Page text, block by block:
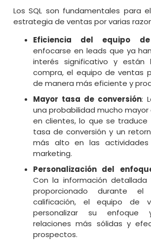
Los SQL son fundamentales para
estrategia de ventas por varias
Eficiencia del equipo
enfocarse en leads que ya
interés significativo y están
compra, el equipo de ventas
de manera más eficiente y
Mayor tasa de conversión:
una probabilidad mucho
en clientes, lo que se traduce
tasa de conversión y un
más alto en las
marketing.
Personalización del
Con la información
proporcionado durante
calificación, el equipo de
personalizar su enfoque
relaciones más sólidas y
prospectos.